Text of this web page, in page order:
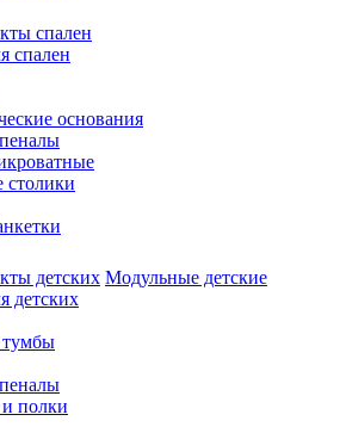
спален
спален
основания
столики
детских Модульные детские
детских
полки